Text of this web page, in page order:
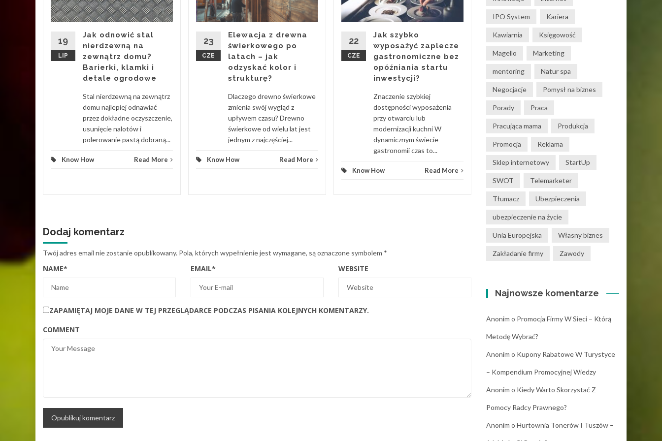
19
LIP
Jak odnowić stal
nierdzewną na
zewnątrz domu?
Barierki, klamki i
detale ogrodowe
Stal nierdzewną na zewnątrz
domu najlepiej odnawiać
przez dokładne oczyszczenie,
usunięcie nalotów i
polerowanie pastą dobraną...
Know How Read More
23
CZE
Elewacja z drewna
świerkowego po
latach – jak
odzyskać kolor i
strukturę?
Dlaczego drewno świerkowe
zmienia swój wygląd z
upływem czasu? Drewno
świerkowe od wielu lat jest
jednym z najczęściej...
Know How Read More
22
CZE
Jak szybko
wyposażyć zaplecze
gastronomiczne bez
opóźniania startu
inwestycji?
Znaczenie szybkiej
dostępności wyposażenia
przy otwarciu lub
modernizacji kuchni W
dynamicznym świecie
gastronomii czas to...
Know How Read More
Jeszcze kilkanaście lat temu
instrumentach były mocno
ograniczone dostępnością
Nuty...
Know How Read More
Dodaj komentarz
Twój adres email nie zostanie opublikowany. Pola, których wypełnienie jest wymagane, są oznaczone symbolem *
NAME* EMAIL* WEBSITE
ZAPAMIĘTAJ MOJE DANE W TEJ PRZEGLĄDARCE PODCZAS PISANIA KOLEJNYCH KOMENTARZY.
COMMENT
IPO System Kariera
Kawiarnia Księgowość
Magello Marketing
mentoring Natur spa
Negocjacje Pomysł na biznes
Porady Praca
Pracująca mama Produkcja
Promocja Reklama
Sklep internetowy StartUp
SWOT Telemarketer
Tłumacz Ubezpieczenia
ubezpieczenie na życie
Unia Europejska Własny biznes
Zakładanie firmy Zawody
Najnowsze komentarze
Anonim o Promocja Firmy W Sieci – Którą
Metodę Wybrać?
Anonim o Kupony Rabatowe W Turystyce
– Kompendium Promocyjnej Wiedzy
Anonim o Kiedy Warto Skorzystać Z
Pomocy Radcy Prawnego?
Anonim o Hurtownia Tonerów I Tuszów –